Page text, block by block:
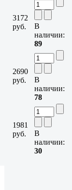
3172
руб.
В
наличии:
89
2690
руб.
В
наличии:
78
1981
руб.
В
наличии:
30